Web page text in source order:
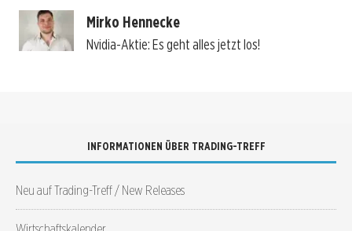
Mirko Hennecke
Nvidia-Aktie: Es geht alles jetzt los!
INFORMATIONEN ÜBER TRADING-TREFF
Neu auf Trading-Treff / New Releases